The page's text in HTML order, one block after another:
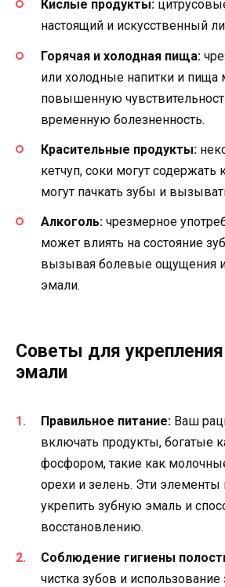
Кислые продукты:
настоящий и искусственный
Горячая и холодная пища:
или холодные напитки и пища
повышенную
временную болезненность.
Красительные продукты:
кетчуп, соки могут содержать
могут пачкать зубы и
Алкоголь: чрезмерное
может влиять на состояние
вызывая болевые ощущения
эмали.
Советы для укрепления
эмали
Правильное питание: Ваш
включать продукты, богатые
фосфором, такие как
орехи и зелень. Эти
укрепить зубную эмаль и
восстановлению.
Соблюдение гигиены
чистка зубов и использование